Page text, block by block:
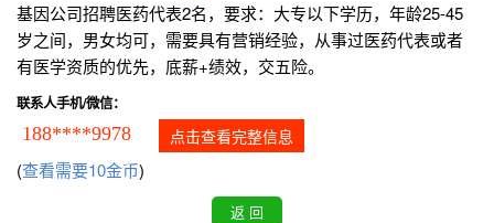
基因公司招聘医药代表2名，要求：大专以下学历，年龄25-45
岁之间，男女均可，需要具有营销经验，从事过医药代表或者
有医学资质的优先，底薪+绩效，交五险。
联系人手机/微信：
188****9978 点击查看完整信息
(查看需要10金币)